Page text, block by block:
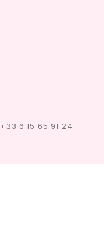
+33 6 15 65 91 24